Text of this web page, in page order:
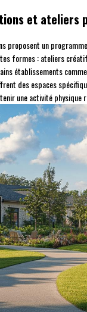
et ateliers
proposent un
formes : ateliers
établissements
des espaces
une activité physique